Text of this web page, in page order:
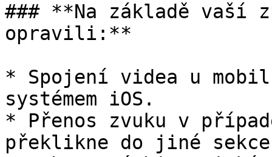
### **Na základě vaší
opravili:**
* Spojení videa u
systémem iOS.
* Přenos zvuku v
překlikne do jiné